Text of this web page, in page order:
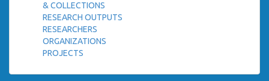
& COLLECTIONS
RESEARCH OUTPUTS
RESEARCHERS
ORGANIZATIONS
PROJECTS